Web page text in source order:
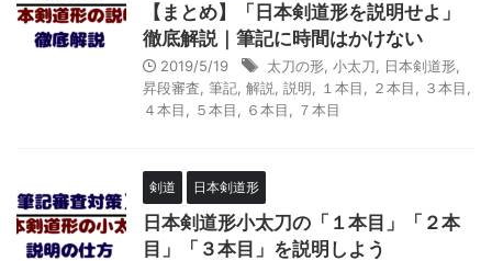
【まとめ】「日本剣道形を説明せよ」
徹底解説｜筆記に時間はかけない
2019/5/19 太刀の形 小太刀 日本剣道形
昇段審査 筆記 解説 説明 １本目 ２本目 ３本目
４本目
５本目 ６本目 ７本目
剣道 日本剣道形
日本剣道形小太刀の「１本目」「２本
目」「３本目」を説明しよう